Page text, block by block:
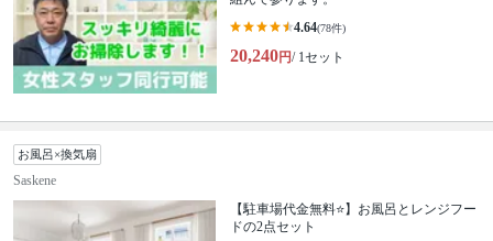
4.64(78件)
20,240円/ 1セット
お風呂×換気扇
Saskene
【駐車場代金無料⭐️】お風呂とレンジフー
ドの2点セット